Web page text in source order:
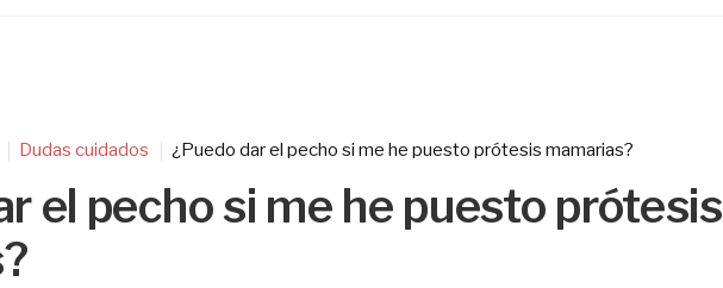
Dudas cuidados ¿Puedo dar el pecho si me he puesto prótesis mamarias?
el pecho si me he puesto prótesis